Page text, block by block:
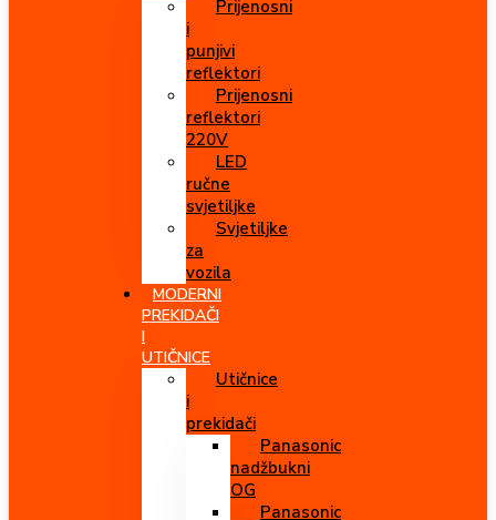
Prijenosni
i
punjivi
reflektori
Prijenosni
reflektori
220V
LED
ručne
svjetiljke
Svjetiljke
za
vozila
MODERNI
PREKIDAČI
I
UTIČNICE
Utičnice
i
prekidači
Panasonic
nadžbukni
OG
Panasonic